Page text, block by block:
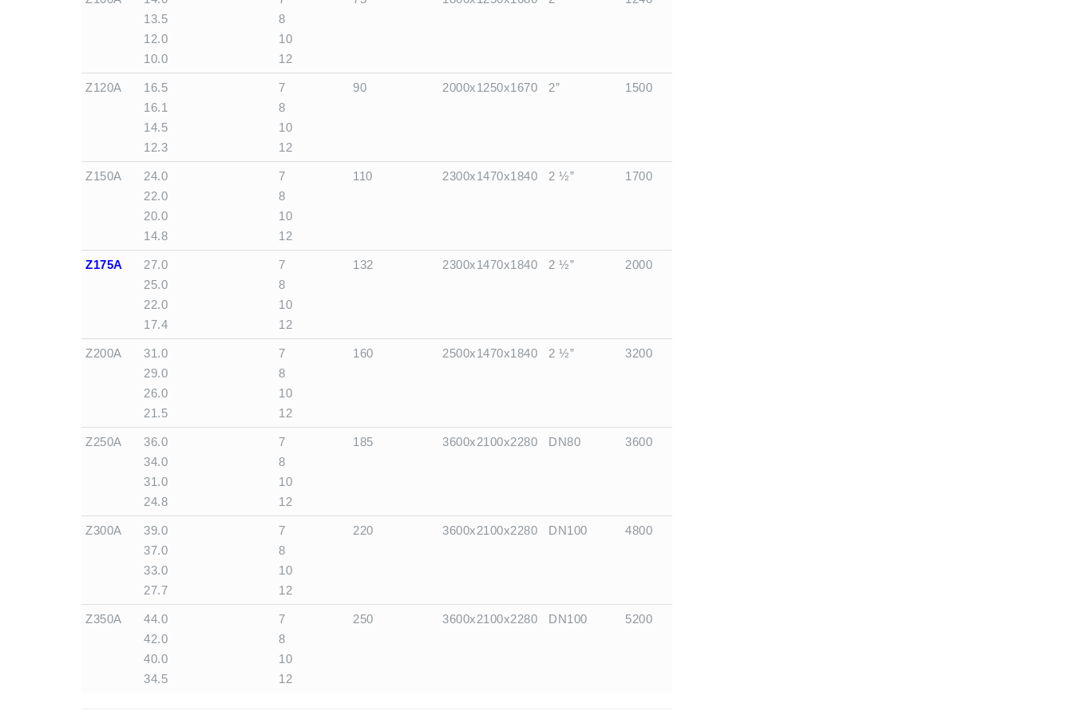
13.5
12.0
10.0
8
10
12
Z120A
16.5
16.1
14.5
12.3
7
8
10
12
90 2000x1250x1670 2” 1500
Z150A
24.0
22.0
20.0
14.8
7
8
10
12
110 2300x1470x1840 2 ½” 1700
Z175A
27.0
25.0
22.0
17.4
7
8
10
12
132 2300x1470x1840 2 ½” 2000
Z200A
31.0
29.0
26.0
21.5
7
8
10
12
160 2500x1470x1840 2 ½” 3200
Z250A
36.0
34.0
31.0
24.8
7
8
10
12
185 3600x2100x2280 DN80 3600
Z300A
39.0
37.0
33.0
27.7
7
8
10
12
220 3600x2100x2280 DN100 4800
Z350A
44.0
42.0
40.0
34.5
7
8
10
12
250 3600x2100x2280 DN100 5200